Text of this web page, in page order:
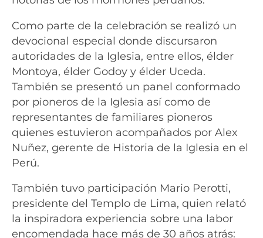
Como parte de la celebración se realizó un
devocional especial donde discursaron
autoridades de la Iglesia, entre ellos, élder
Montoya, élder Godoy y élder Uceda.
También se presentó un panel conformado
por pioneros de la Iglesia así como de
representantes de familiares pioneros
quienes estuvieron acompañados por Alex
Nuñez, gerente de Historia de la Iglesia en el
Perú.
También tuvo participación Mario Perotti,
presidente del Templo de Lima, quien relató
la inspiradora experiencia sobre una labor
encomendada hace más de 30 años atrás: